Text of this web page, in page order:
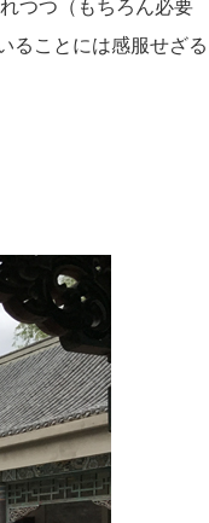
つつ（もちろん必要
ることには感服せざる